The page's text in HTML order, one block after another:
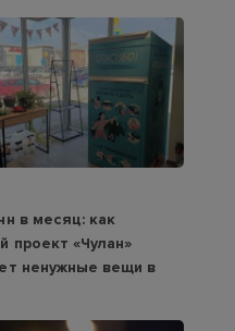
в месяц: как
проект «Чулан»
ненужные вещи в